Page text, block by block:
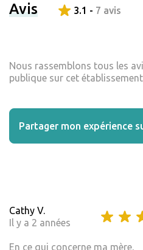
Avis 3.1 - 7 avis
Nous rassemblons tous les
publique sur cet
Partager mon expérience
Cathy V.
Il y a 2 années
En ce qui concerne ma mère,